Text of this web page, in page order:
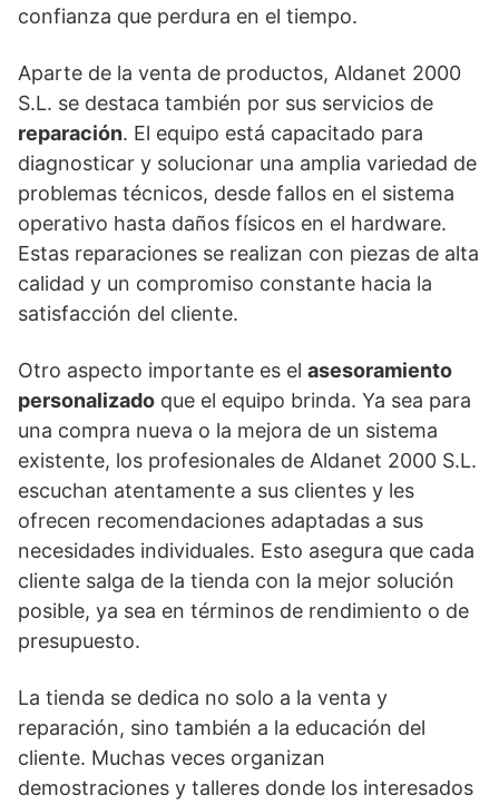
confianza que perdura en el tiempo.
Aparte de la venta de productos, Aldanet 2000
S.L. se destaca también por sus servicios de
reparación. El equipo está capacitado para
diagnosticar y solucionar una amplia variedad de
problemas técnicos, desde fallos en el sistema
operativo hasta daños físicos en el hardware.
Estas reparaciones se realizan con piezas de alta
calidad y un compromiso constante hacia la
satisfacción del cliente.
Otro aspecto importante es el asesoramiento
personalizado que el equipo brinda. Ya sea para
una compra nueva o la mejora de un sistema
existente, los profesionales de Aldanet 2000 S.L.
escuchan atentamente a sus clientes y les
ofrecen recomendaciones adaptadas a sus
necesidades individuales. Esto asegura que cada
cliente salga de la tienda con la mejor solución
posible, ya sea en términos de rendimiento o de
presupuesto.
La tienda se dedica no solo a la venta y
reparación, sino también a la educación del
cliente. Muchas veces organizan
demostraciones y talleres donde los interesados